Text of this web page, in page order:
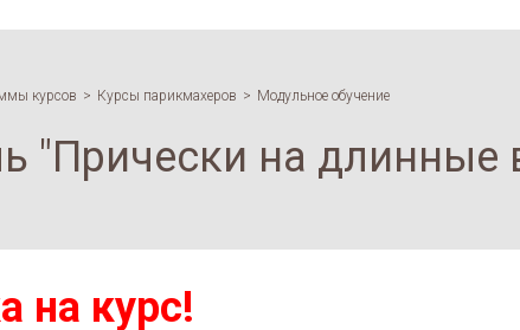
курсов Курсы парикмахеров Модульное обучение
"Прически на длинные
на курс!